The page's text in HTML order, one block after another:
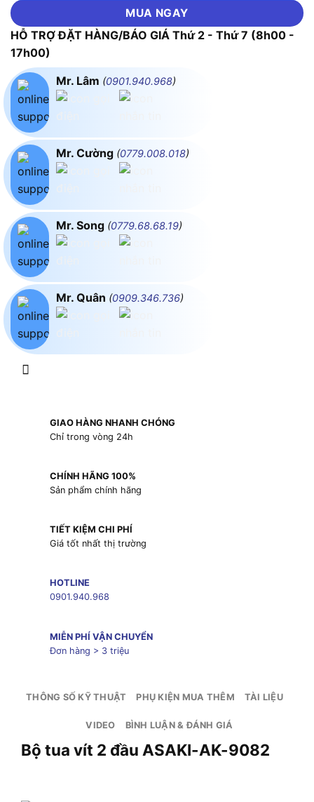
MUA NGAY
HỖ TRỢ ĐẶT HÀNG/BÁO GIÁ Thứ 2 - Thứ 7 (8h00 -
17h00)
Mr. Lâm (0901.940.968)
Mr. Cường (0779.008.018)
Mr. Song (0779.68.68.19)
Mr. Quân (0909.346.736)
GIAO HÀNG NHANH CHÓNG
Chỉ trong vòng 24h
CHÍNH HÃNG 100%
Sản phẩm chính hãng
TIẾT KIỆM CHI PHÍ
Giá tốt nhất thị trường
HOTLINE
0901.940.968
MIỄN PHÍ VẬN CHUYỂN
Đơn hàng > 3 triệu
THÔNG SỐ KỸ THUẬT PHỤ KIỆN MUA THÊM TÀI LIỆU
VIDEO BÌNH LUẬN & ĐÁNH GIÁ
Bộ tua vít 2 đầu ASAKI-AK-9082